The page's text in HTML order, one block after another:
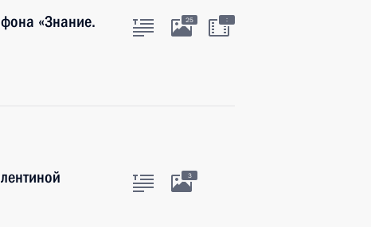
«Знание.
25 :
3